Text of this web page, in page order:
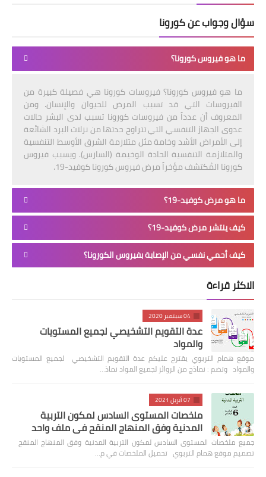
سؤال وجواب عن كورونا
ما هو فيروس كورونا؟
ما هو فيروس كورونا؟ فيروسات كورونا هي فصيلة كبيرة من
الفيروسات التي قد تسبب المرض للحيوان والإنسان. ومن
المعروف أن عدداً من فيروسات كورونا تسبب لدى البشر حالات
عدوى الجهاز التنفسي التي تتراوح حدتها من نزلات البرد الشائعة
إلى الأمراض الأشد وخامة مثل متلازمة الشرق الأوسط التنفسية
والمتلازمة التنفسية الحادة الوخيمة (السارس). ويسبب فيروس
كورونا المُكتشف مؤخراً مرض فيروس كورونا كوفيد-19.
ما هو مرض كوفيد-19؟
كيف ينتشر مرض كوفيد-19؟
كيف أحمي نفسي من الإصابة بفيروس الكورونا؟
الاكثر قراءة
04 سبتمبر 2020
عدة التقويم التشخيصي لجميع المستويات
والمواد
موقع همام التربوي يقترح عليكم عدة التقويم التشخيصي لجميع المستويات
والمواد وتضم : نماذج من الروائز لجميع المواد نماذ…
07 أبريل 2021
ملخصات المستوى السادس لمكون التربية
المدنية وفق المنهاج المنقح في ملف واحد
جميع ملخصات المستوى السادس لمكون التربية المدنية وفق المنهاج المنقح
تصميم موقع همام التربوي تحميل الملخصات في م…